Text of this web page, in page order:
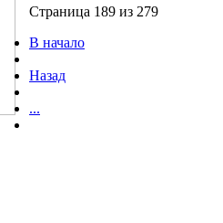
Страница 189 из 279
В начало
Назад
...